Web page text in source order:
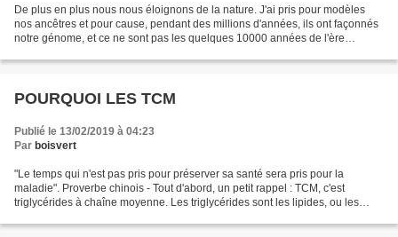
De plus en plus nous nous éloignons de la nature. J'ai pris pour modèles
nos ancêtres et pour cause, pendant des millions d'années, ils ont façonnés
notre génome, et ce ne sont pas les quelques 10000 années de l'ère
POURQUOI LES TCM
Publié le 13/02/2019 à 04:23
Par boisvert
"Le temps qui n'est pas pris pour préserver sa santé sera pris pour la
maladie". Proverbe chinois - Tout d'abord, un petit rappel : TCM, c'est
triglycérides à chaîne moyenne. Les triglycérides sont les lipides, ou les